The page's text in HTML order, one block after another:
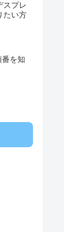
スプレ
たい方
を知